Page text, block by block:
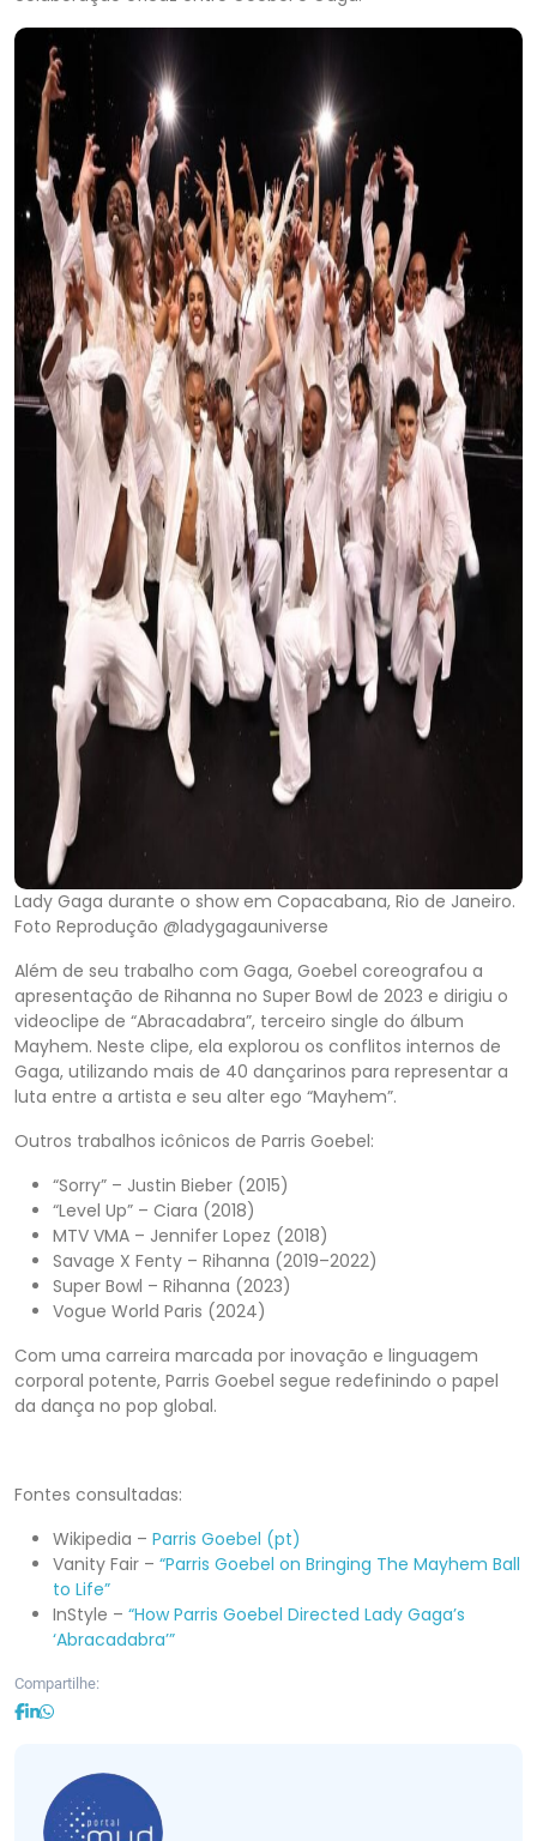
Lady Gaga durante o show em Copacabana, Rio de Janeiro.
Foto Reprodução @ladygagauniverse
Além de seu trabalho com Gaga, Goebel coreografou a
apresentação de Rihanna no Super Bowl de 2023 e dirigiu o
videoclipe de “Abracadabra”, terceiro single do álbum
Mayhem. Neste clipe, ela explorou os conflitos internos de
Gaga, utilizando mais de 40 dançarinos para representar a
luta entre a artista e seu alter ego “Mayhem”.
Outros trabalhos icônicos de Parris Goebel:
“Sorry” – Justin Bieber (2015)
“Level Up” – Ciara (2018)
MTV VMA – Jennifer Lopez (2018)
Savage X Fenty – Rihanna (2019–2022)
Super Bowl – Rihanna (2023)
Vogue World Paris (2024)
Com uma carreira marcada por inovação e linguagem
corporal potente, Parris Goebel segue redefinindo o papel
da dança no pop global.
Fontes consultadas:
Wikipedia – Parris Goebel (pt)
Vanity Fair – “Parris Goebel on Bringing The Mayhem Ball
to Life”
InStyle – “How Parris Goebel Directed Lady Gaga’s
‘Abracadabra’”
Compartilhe: